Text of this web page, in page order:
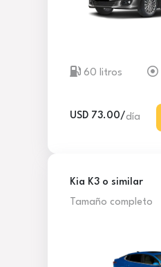
60 litros
USD 73.00/día
Kia K3 o similar
Tamaño completo